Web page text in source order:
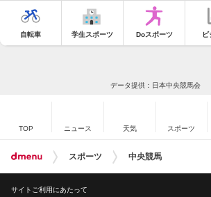
自転車 学生スポーツ Doスポーツ ビ
データ提供：日本中央競馬会
TOP ニュース 天気 スポーツ
スポーツ 中央競馬
サイトご利用にあたって